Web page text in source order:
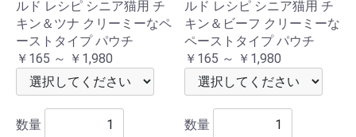
ルド レシピ シニア猫用 チ
キン＆ツナ クリーミーなペ
ーストタイプ パウチ
￥165 ～ ￥1,980
数量
ルド レシピ シニア猫用 チ
キン＆ビーフ クリーミーな
ペーストタイプ パウチ
￥165 ～ ￥1,980
数量